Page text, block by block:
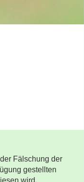
Fälschung der
gestellten
wird.